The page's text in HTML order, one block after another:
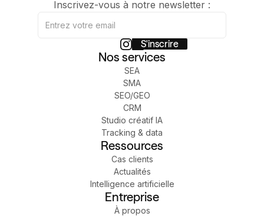
Inscrivez-vous à notre newsletter :
Nos services
SEA
SMA
SEO/GEO
CRM
Studio créatif IA
Tracking & data
Ressources
Cas clients
Actualités
Intelligence artificielle
Entreprise
À propos